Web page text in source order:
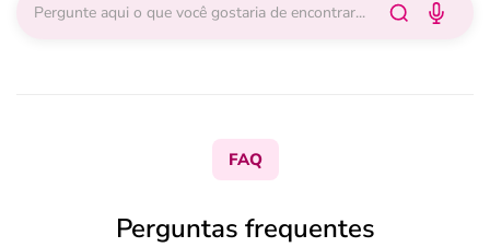
FAQ
Perguntas frequentes